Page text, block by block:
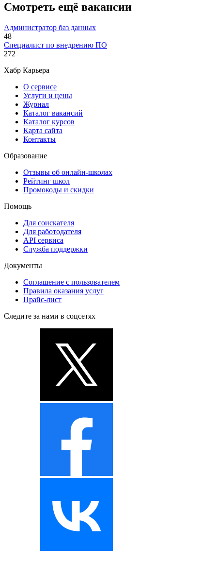
Смотреть ещё вакансии
Администратор баз данных
48
Специалист по внедрению ПО
272
Хабр Карьера
О сервисе
Услуги и цены
Журнал
Каталог вакансий
Каталог курсов
Карта сайта
Контакты
Образование
Отзывы об онлайн-школах
Рейтинг школ
Промокоды и скидки
Помощь
Для соискателя
Для работодателя
API сервиса
Служба поддержки
Документы
Соглашение с пользователем
Правила оказания услуг
Прайс-лист
Следите за нами в соцсетях